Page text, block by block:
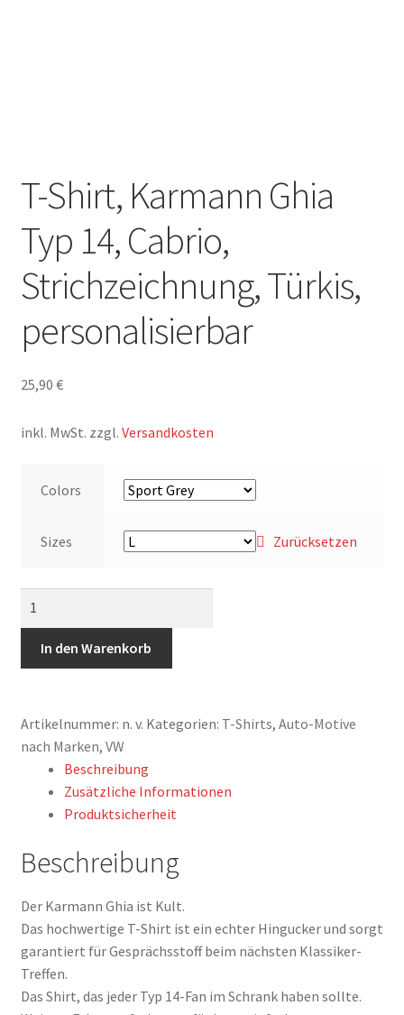
T-Shirt, Karmann Ghia
Typ 14, Cabrio,
Strichzeichnung, Türkis,
personalisierbar
25,90 €
inkl. MwSt. zzgl. Versandkosten
Colors
Sizes Zurücksetzen
Karmann
Ghia
Cabrio,
Strichzeichnung,
Türkis,
personalisierbar
Menge
In den Warenkorb
Artikelnummer: n. v. Kategorien: T-Shirts, Auto-Motive
nach Marken, VW
Beschreibung
Zusätzliche Informationen
Produktsicherheit
Beschreibung
Der Karmann Ghia ist Kult.
Das hochwertige T-Shirt ist ein echter Hingucker und sorgt
garantiert für Gesprächsstoff beim nächsten Klassiker-
Treffen.
Das Shirt, das jeder Typ 14-Fan im Schrank haben sollte.